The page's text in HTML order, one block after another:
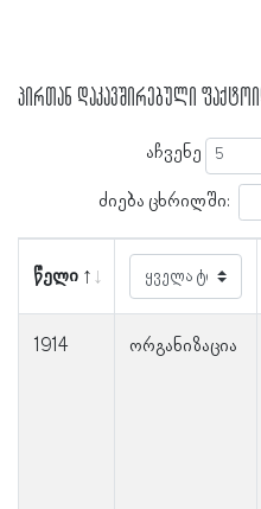
პირთან დაკავშირებული
აჩვენე
ძიება ცხრილში:
წელი
1914 ორგანიზაცია